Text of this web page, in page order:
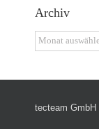
Archiv
Archiv
tecteam GmbH